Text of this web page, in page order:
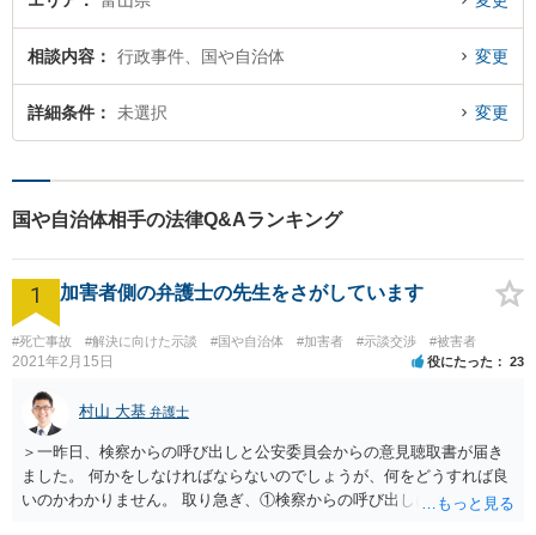
相談内容 行政事件、国や自治体 変更
詳細条件 未選択 変更
国や自治体相手の法律Q&Aランキング
1 加害者側の弁護士の先生をさがしています
#死亡事故 #解決に向けた示談 #国や自治体 #加害者 #示談交渉 #被害者
2021年2月15日 役にたった 23
村山 大基 弁護士
＞一昨日、検察からの呼び出しと公安委員会からの意見聴取書が届き
ました。 何かをしなければならないのでしょうが、何をどうすれば良
いのかわかりません。 取り急ぎ、①検察からの呼び出しにはきちんと